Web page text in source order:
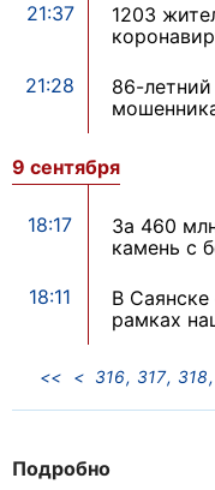
Подробно
21:37
1203
21:28
86-летний
9 сентября
18:17
За 460
камень с
18:11
В
рамках
<< < 316 317 318